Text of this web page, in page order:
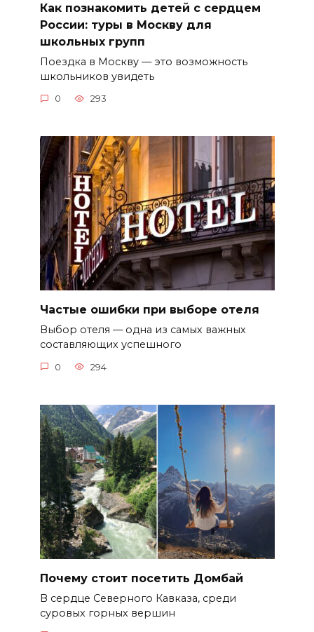
Как познакомить детей с сердцем
России: туры в Москву для
школьных групп
Поездка в Москву — это возможность
школьников увидеть
0 293
Частые ошибки при выборе отеля
Выбор отеля — одна из самых важных
составляющих успешного
0 294
Почему стоит посетить Домбай
В сердце Северного Кавказа, среди
суровых горных вершин